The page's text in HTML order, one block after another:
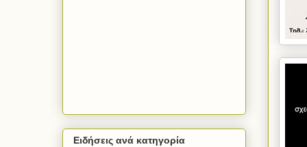
Ειδήσεις ανά κατηγορία